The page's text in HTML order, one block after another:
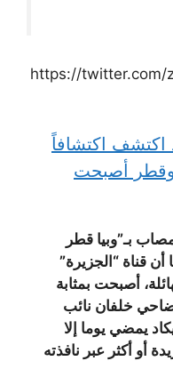
https://
اكتشف اكتشافاً
وقطر أصبحت
بـ”وبيا قطر
قناة “الجزيرة”
أصبحت بمثابة
خلفان نائب
يمضي يوما إلا
أو أكثر عبر نافذته